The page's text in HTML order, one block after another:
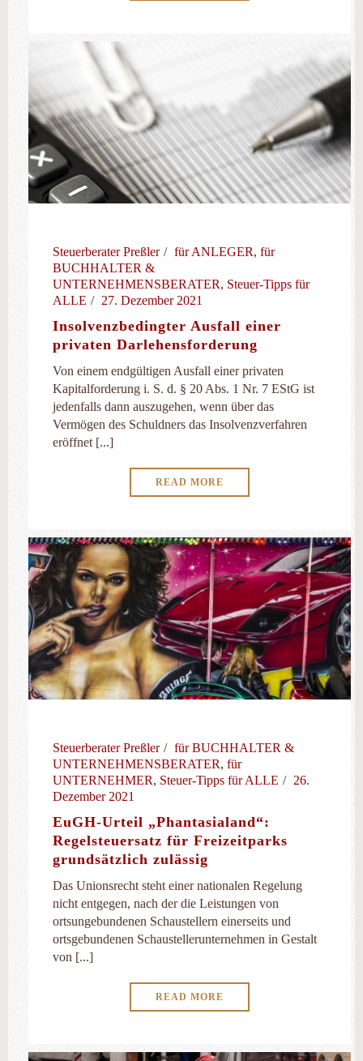
Steuerberater Preßler für ANLEGER, für
BUCHHALTER &
UNTERNEHMENSBERATER, Steuer-Tipps für
ALLE
27. Dezember 2021
Insolvenzbedingter Ausfall einer
privaten Darlehensforderung
Von einem endgültigen Ausfall einer privaten
Kapitalforderung i. S. d. § 20 Abs. 1 Nr. 7 EStG ist
jedenfalls dann auszugehen, wenn über das
Vermögen des Schuldners das Insolvenzverfahren
eröffnet [...]
READ MORE
Steuerberater Preßler
für BUCHHALTER &
UNTERNEHMENSBERATER, für
UNTERNEHMER, Steuer-Tipps für ALLE
26.
Dezember 2021
EuGH-Urteil „Phantasialand“:
Regelsteuersatz für Freizeitparks
grundsätzlich zulässig
Das Unionsrecht steht einer nationalen Regelung
nicht entgegen, nach der die Leistungen von
ortsungebundenen Schaustellern einerseits und
ortsgebundenen Schaustellerunternehmen in Gestalt
von [...]
READ MORE